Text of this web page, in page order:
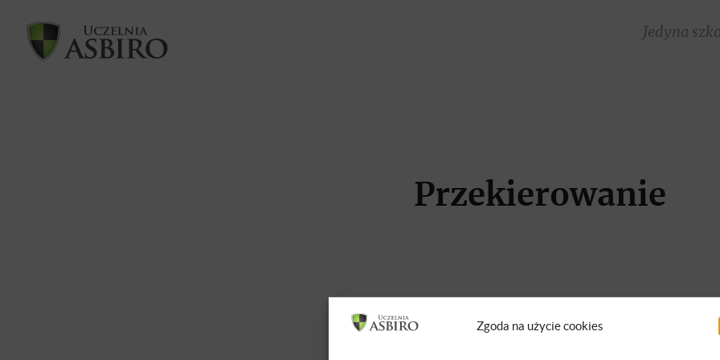
Zgoda na użycie cookies
Jedyna
Przekierowanie